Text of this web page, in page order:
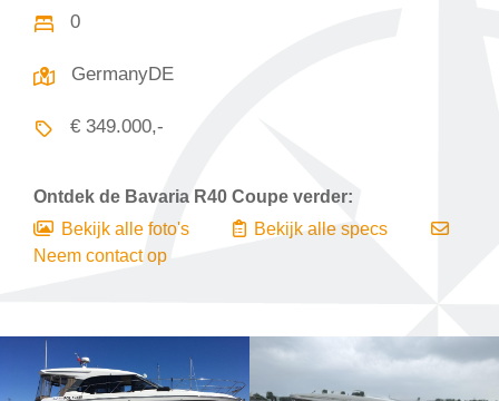
0
GermanyDE
€ 349.000,-
Ontdek de Bavaria R40 Coupe verder:
Bekijk alle foto's
Bekijk alle specs
Neem contact op